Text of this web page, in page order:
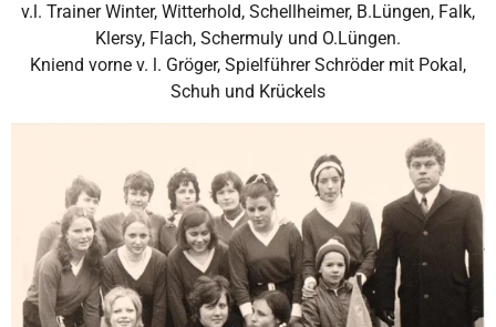
v.l. Trainer Winter, Witterhold, Schellheimer, B.Lüngen, Falk,
Klersy, Flach, Schermuly und O.Lüngen.
Kniend vorne v. l. Gröger, Spielführer Schröder mit Pokal,
Schuh und Krückels